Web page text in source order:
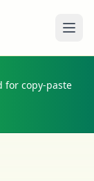
for copy-paste